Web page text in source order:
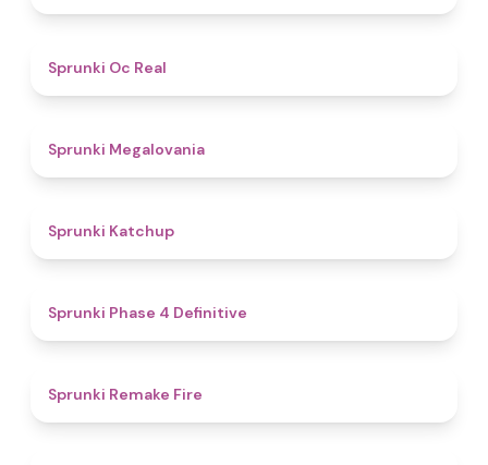
Sprunki Oc Real
Sprunki Megalovania
Sprunki Katchup
Sprunki Phase 4 Definitive
Sprunki Remake Fire